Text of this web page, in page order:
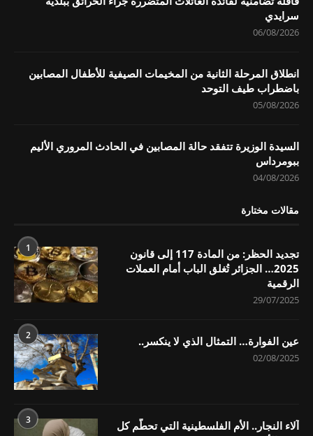
سرايدي
06/08/2026
انطلاق المرحلة الثانية من المخيمات الصيفية للأطفال المصابين
باضطراب طيف التوحد
05/08/2026
السيدة الوزيرة تتفقد حالة المصابين في الحادث المروري الأليم
ببومرداس
04/08/2026
مقالات مختارة
1
تجديد الحظر: من المادة 117 إلى قانون
2025… الجزائر تُغلق الباب أمام العملات
الرقمية
29/07/2025
2 عين الفوارة… التمثال الذي لا ينكسر..
02/08/2025
3
آلاء النجار.. الأم الفلسطينية التي تحطّم كل